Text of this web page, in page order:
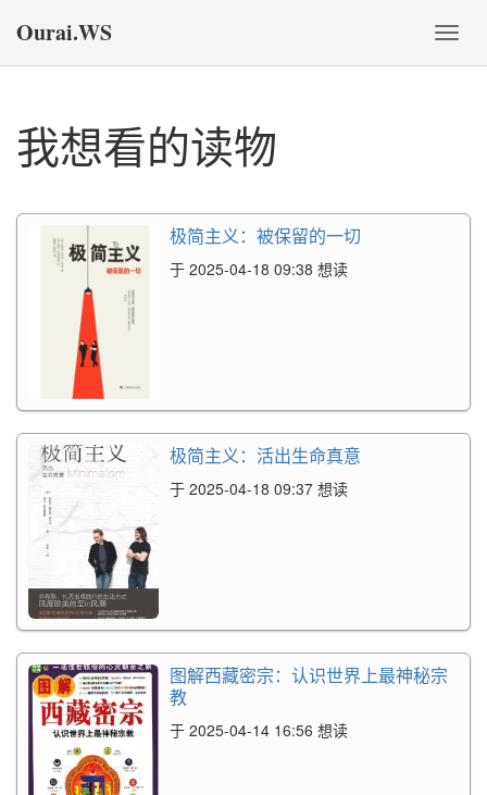
切
换
Ourai.WS
我想看的读物
极简主义：被保留的一切
于 2025-04-18 09:38 想读
极简主义：活出生命真意
于 2025-04-18 09:37 想读
图解西藏密宗：认识世界上最神秘宗
教
于 2025-04-14 16:56 想读